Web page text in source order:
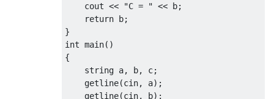
    cout << "C = " << b;
    return b;
}
int main()
{
    string a, b, c;
    getline(cin, a);
    getline(cin, b);